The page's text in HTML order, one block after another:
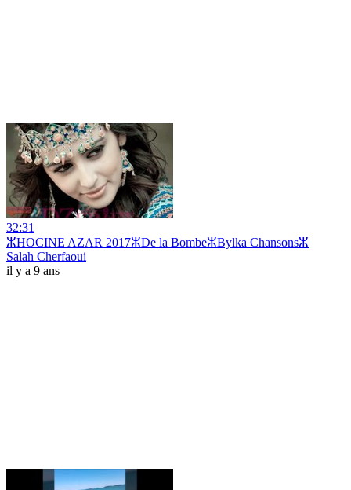
32:31
ⵣHOCINE AZAR 2017ⵣDe la BombeⵣBylka Chansonsⵣ
Salah Cherfaoui
il y a 9 ans